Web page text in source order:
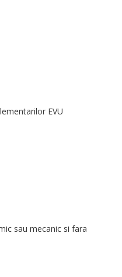
EVU
sau mecanic si fara